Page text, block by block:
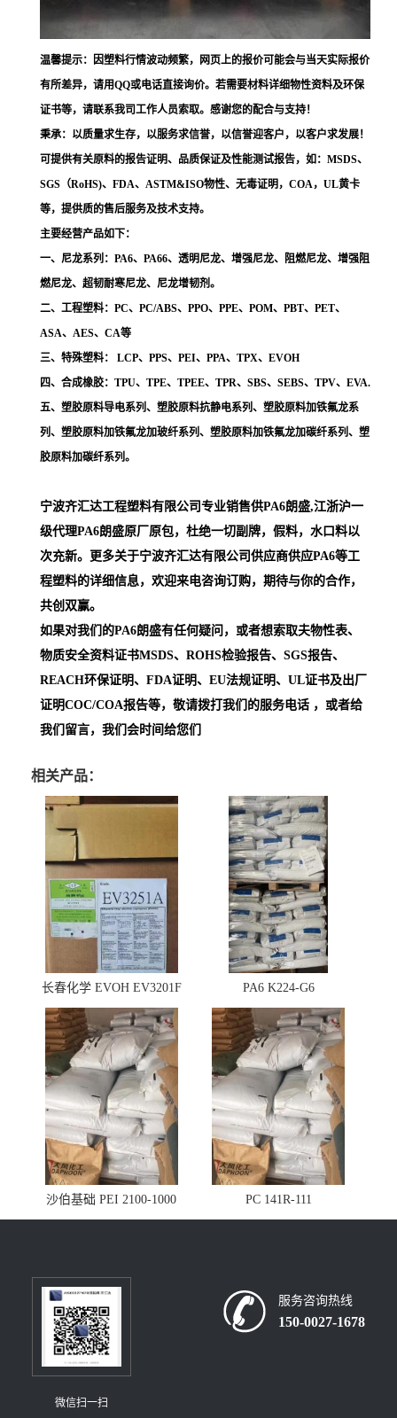
温馨提示：因塑料行情波动频繁，网页上的报价可能会与当天实际报价
有所差异，请用QQ或电话直接询价。若需要材料详细物性资料及环保
证书等，请联系我司工作人员索取。感谢您的配合与支持！
秉承：以质量求生存，以服务求信誉，以信誉迎客户，以客户求发展！
可提供有关原料的报告证明、品质保证及性能测试报告，如：MSDS、
SGS（RoHS)、FDA、ASTM&ISO物性、无毒证明，COA，UL黄卡
等，提供质的售后服务及技术支持。
主要经营产品如下：
一、尼龙系列：PA6、PA66、透明尼龙、增强尼龙、阻燃尼龙、增强阻
燃尼龙、超韧耐寒尼龙、尼龙增韧剂。
二、工程塑料：PC、PC/ABS、PPO、PPE、POM、PBT、PET、
ASA、AES、CA等
三、特殊塑料： LCP、PPS、PEI、PPA、TPX、EVOH
四、合成橡胶：TPU、TPE、TPEE、TPR、SBS、SEBS、TPV、EVA.
五、塑胶原料导电系列、塑胶原料抗静电系列、塑胶原料加铁氟龙系
列、塑胶原料加铁氟龙加玻纤系列、塑胶原料加铁氟龙加碳纤系列、塑
胶原料加碳纤系列。
宁波齐汇达工程塑料有限公司专业销售供PA6朗盛,江浙沪一
级代理PA6朗盛原厂原包，杜绝一切副牌，假料，水口料以
次充新。更多关于宁波齐汇达有限公司供应商供应PA6等工
程塑料的详细信息，欢迎来电咨询订购，期待与你的合作，
共创双赢。
如果对我们的PA6朗盛有任何疑问，或者想索取夫物性表、
物质安全资料证书MSDS、ROHS检验报告、SGS报告、
REACH环保证明、FDA证明、EU法规证明、UL证书及出厂
证明COC/COA报告等，敬请拨打我们的服务电话 ，或者给
我们留言，我们会时间给您们
相关产品：
长春化学 EVOH EV3201F PA6 K224-G6
沙伯基础 PEI 2100-1000 PC 141R-111
微信扫一扫
服务咨询热线
150-0027-1678